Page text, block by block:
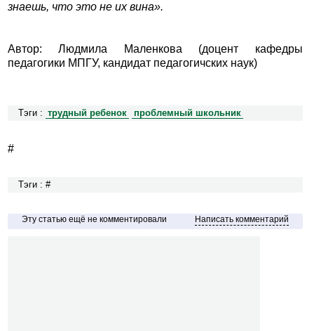
знаешь, что это не их вина».
Автор: Людмила Маленкова (доцент кафедры
педагогики МПГУ, кандидат педагогичских наук)
Тэги : трудный ребенок проблемный школьник
#
Тэги : #
Эту статью ещё не комментировали Написать комментарий